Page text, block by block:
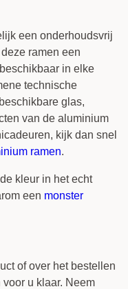
een onderhoudsvrij
ramen een
in elke
technische
glas,
van de aluminium
kijk dan snel
ramen
kleur in het echt
een monster
of over het bestellen
u klaar. Neem